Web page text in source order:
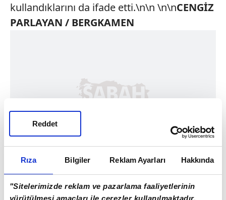
Rıza Bilgiler Reklam Ayarları Hakkında
"Sitelerimizde reklam ve pazarlama faaliyetlerinin
yürütülmesi amaçları ile çerezler kullanılmaktadır.
Reddet
kullandıklarını da ifade etti.\n\n \n\nCENGİZ
PARLAYAN / BERGKAMEN